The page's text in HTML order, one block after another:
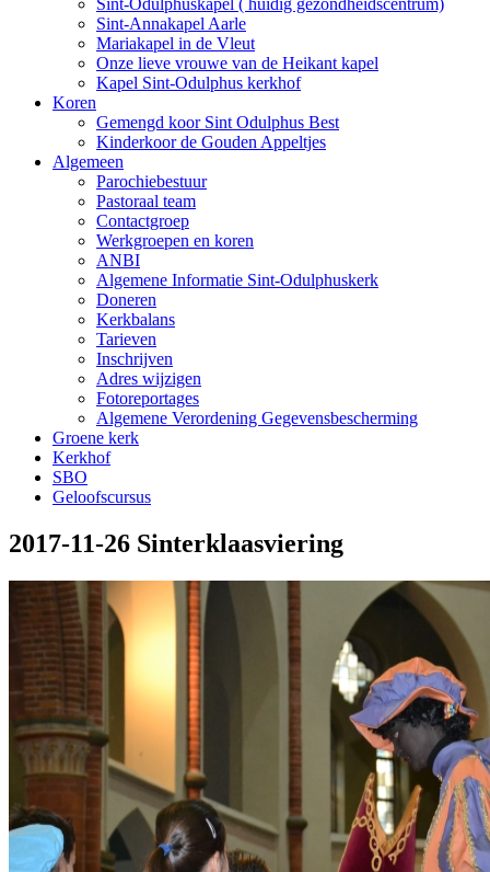
Sint-Odulphuskapel ( huidig gezondheidscentrum)
Sint-Annakapel Aarle
Mariakapel in de Vleut
Onze lieve vrouwe van de Heikant kapel
Kapel Sint-Odulphus kerkhof
Koren
Gemengd koor Sint Odulphus Best
Kinderkoor de Gouden Appeltjes
Algemeen
Parochiebestuur
Pastoraal team
Contactgroep
Werkgroepen en koren
ANBI
Algemene Informatie Sint-Odulphuskerk
Doneren
Kerkbalans
Tarieven
Inschrijven
Adres wijzigen
Fotoreportages
Algemene Verordening Gegevensbescherming
Groene kerk
Kerkhof
SBO
Geloofscursus
2017-11-26 Sinterklaasviering